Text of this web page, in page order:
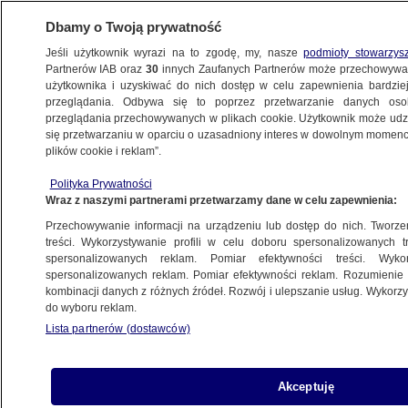
ŚWIAT
rzucają nowe światło na krowy
Maciej Wacławik
26.05.2026, 14:48
Posłuchaj artykułu
Czyta lektor AI
Dbamy o Twoją prywatność
Jeśli użytkownik wyrazi na to zgodę, my, naszepodmioty
Partnerów IAB oraz30 innych Zaufanych Partnerów może
użytkownika i uzyskiwać do nich dostęp w celu zapewnienia
przeglądania. Odbywa się to poprzez przetwarzanie danych
przeglądania przechowywanych w plikach cookie. Użytkownik może
się przetwarzaniu w oparciu o uzasadniony interes w dowolnym
plików cookie i reklam”.
Polityka Prywatności
Wraz z naszymi partnerami przetwarzamy dane w celu zapewnienia:
Przechowywanie informacji na urządzeniu lub dostęp do nich.
treści. Wykorzystywanie profili w celu doboru spersonalizowanych
spersonalizowanych reklam. Pomiar efektywności treści.
spersonalizowanych reklam. Pomiar efektywności reklam.
kombinacji danych z różnych źródeł. Rozwój i ulepszanie usług.
do wyboru reklam.
Lista partnerów (dostawców)
Akceptuję